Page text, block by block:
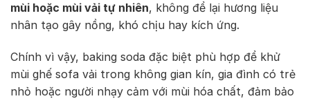
mùi hoặc mùi vải tự nhiên, không để lại hương liệu
nhân tạo gây nồng, khó chịu hay kích ứng.
Chính vì vậy, baking soda đặc biệt phù hợp để khử
mùi ghế sofa vải trong không gian kín, gia đình có trẻ
nhỏ hoặc người nhạy cảm với mùi hóa chất, đảm bảo